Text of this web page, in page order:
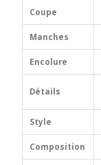
Coupe
Manches
Encolure
Détails
Style
Composition